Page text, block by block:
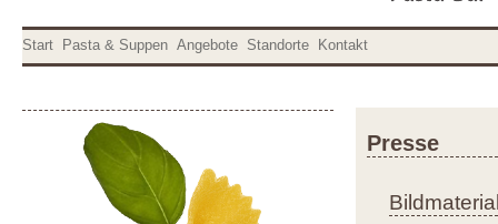
Start Pasta & Suppen Angebote Standorte Kontakt
Presse